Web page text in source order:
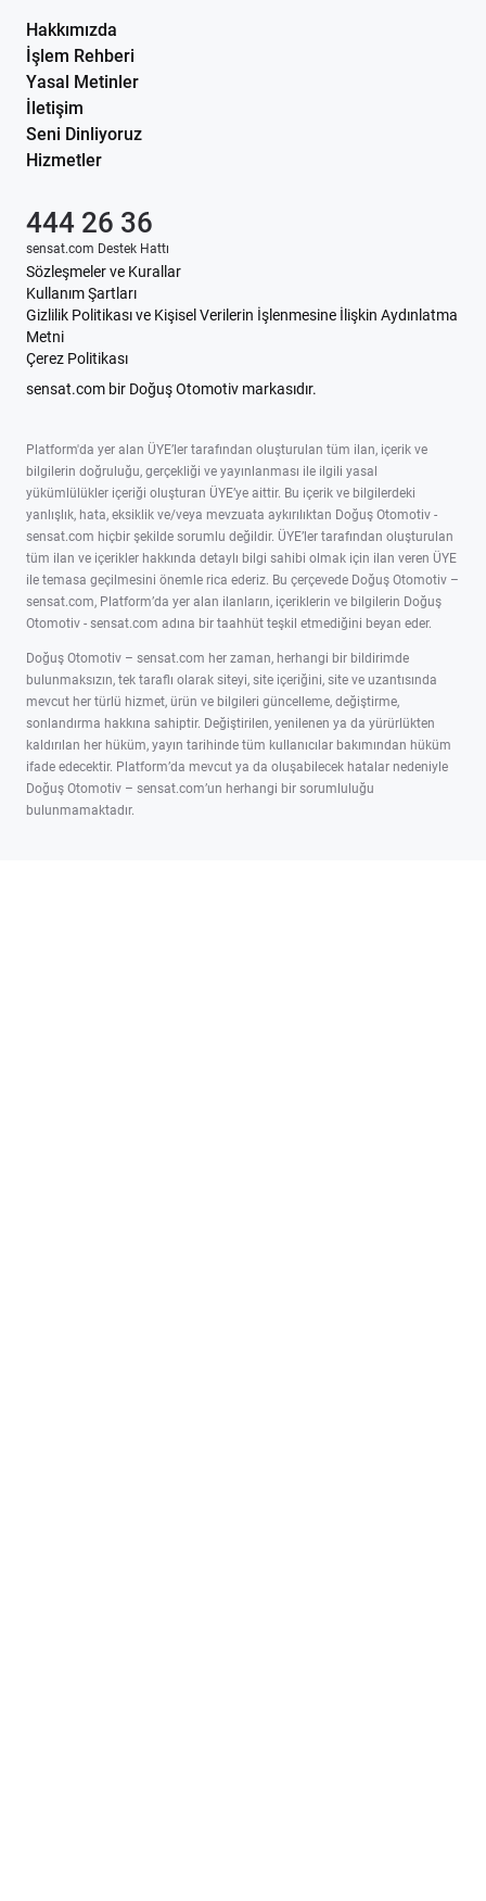
Hakkımızda
İşlem Rehberi
Yasal Metinler
İletişim
Seni Dinliyoruz
Hizmetler
Sözleşmeler ve Kurallar
Kullanım Şartları
Gizlilik Politikası ve Kişisel Verilerin İşlenmesine İlişkin Aydınlatma
Metni
Çerez Politikası
sensat.com bir Doğuş Otomotiv markasıdır.
444 26 36
sensat.com Destek Hattı
Platform'da yer alan ÜYE’ler tarafından oluşturulan tüm ilan, içerik ve
bilgilerin doğruluğu, gerçekliği ve yayınlanması ile ilgili yasal
yükümlülükler içeriği oluşturan ÜYE’ye aittir. Bu içerik ve bilgilerdeki
yanlışlık, hata, eksiklik ve/veya mevzuata aykırılıktan Doğuş Otomotiv -
sensat.com hiçbir şekilde sorumlu değildir. ÜYE’ler tarafından oluşturulan
tüm ilan ve içerikler hakkında detaylı bilgi sahibi olmak için ilan veren ÜYE
ile temasa geçilmesini önemle rica ederiz. Bu çerçevede Doğuş Otomotiv –
sensat.com, Platform’da yer alan ilanların, içeriklerin ve bilgilerin Doğuş
Otomotiv - sensat.com adına bir taahhüt teşkil etmediğini beyan eder.
Doğuş Otomotiv – sensat.com her zaman, herhangi bir bildirimde
bulunmaksızın, tek taraflı olarak siteyi, site içeriğini, site ve uzantısında
mevcut her türlü hizmet, ürün ve bilgileri güncelleme, değiştirme,
sonlandırma hakkına sahiptir. Değiştirilen, yenilenen ya da yürürlükten
kaldırılan her hüküm, yayın tarihinde tüm kullanıcılar bakımından hüküm
ifade edecektir. Platform’da mevcut ya da oluşabilecek hatalar nedeniyle
Doğuş Otomotiv – sensat.com’un herhangi bir sorumluluğu
bulunmamaktadır.